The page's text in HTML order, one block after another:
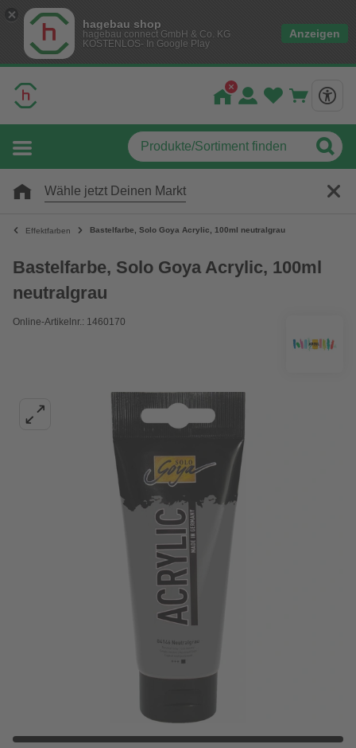
hagebau shop
hagebau connect GmbH & Co. KG
KOSTENLOS- In Google Play
Anzeigen
Wähle jetzt Deinen Markt
Effektfarben Bastelfarbe, Solo Goya Acrylic, 100ml neutralgrau
Bastelfarbe, Solo Goya Acrylic, 100ml
neutralgrau
Online-Artikelnr.: 1460170